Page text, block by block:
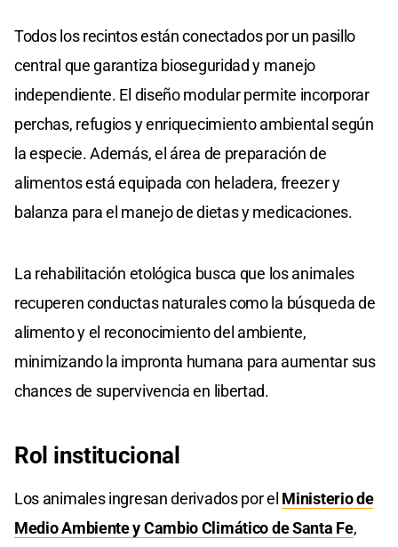
Todos los recintos están conectados por un pasillo
central que garantiza bioseguridad y manejo
independiente. El diseño modular permite incorporar
perchas, refugios y enriquecimiento ambiental según
la especie. Además, el área de preparación de
alimentos está equipada con heladera, freezer y
balanza para el manejo de dietas y medicaciones.
La rehabilitación etológica busca que los animales
recuperen conductas naturales como la búsqueda de
alimento y el reconocimiento del ambiente,
minimizando la impronta humana para aumentar sus
chances de supervivencia en libertad.
Rol institucional
Los animales ingresan derivados por el Ministerio de
Medio Ambiente y Cambio Climático de Santa Fe,